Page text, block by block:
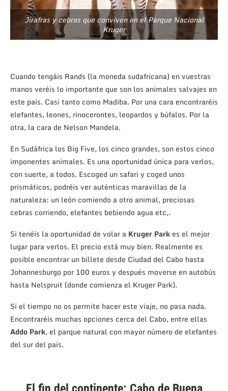
Jirafras y cebras que conviven en el Parque Nacional
Kruger
Cuando tengáis Rands (la moneda sudafricana) en vuestras
manos veréis lo importante que son los animales salvajes en
este país. Casi tanto como Madiba. Por una cara encontraréis
elefantes, leones, rinocerontes, leopardos y búfalos. Por la
otra, la cara de Nelson Mandela.
En Sudáfrica los Big Five, los cinco grandes, son estos cinco
imponentes animales. Es una oportunidad única para verlos,
con suerte, a todos. Escoged un safari y coged unos
prismáticos, podréis ver auténticas maravillas de la
naturaleza: un león comiendo a otro animal, preciosas
cebras corriendo, elefantes bebiendo agua etc,.
Si tenéis la oportunidad de volar a Kruger Park es el mejor
lugar para verlos. El precio está muy bien. Realmente es
posible encontrar un billete desde Ciudad del Cabo hasta
Johannesburgo por 100 euros y después moverse en autobús
hasta Nelspruit (donde comienza el Kruger Park).
Si el tiempo no os permite hacer este viaje, no pasa nada.
Encontraréis muchas opciones cerca del Cabo, entre ellas
Addo Park, el parque natural con mayor número de elefantes
del sur del país.